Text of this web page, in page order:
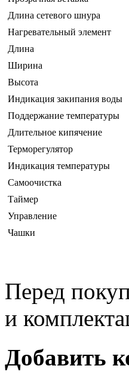
Длина сетевого шнура
Нагревательный элемент
Длина
Ширина
Высота
Индикация закипания воды
Поддержание температуры
Длительное кипячение
Терморегулятор
Индикация температуры
Самоочистка
Таймер
Управление
Чашки
Перед
и
Добавить